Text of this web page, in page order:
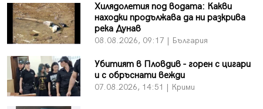
Хилядолетия под водата: Какви
находки продължава да ни разкрива
река Дунав
08.08.2026, 09:17 | България
Убитият в Пловдив - горен с цигари
и с обръснати вежди
07.08.2026, 14:51 | Крими